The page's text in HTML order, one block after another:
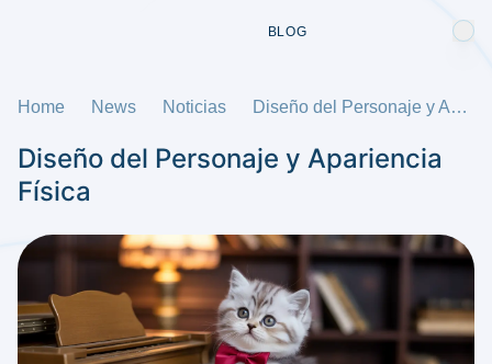
BLOG
Home News Noticias Diseño del Personaje y Apariencia Física
Diseño del Personaje y Apariencia
Física